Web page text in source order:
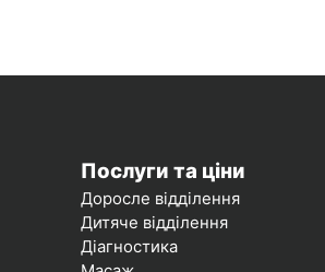
Послуги та ціни
Доросле відділення
Дитяче відділення
Діагностика